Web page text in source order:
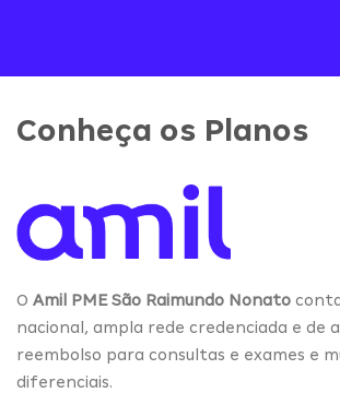
Conheça os Planos
O Amil PME São Raimundo Nonato
nacional, ampla rede credenciada e de
reembolso para consultas e exames e
diferenciais.